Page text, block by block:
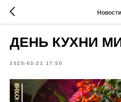
Новости
ДЕНЬ КУХНИ
2025-03-21 17:50